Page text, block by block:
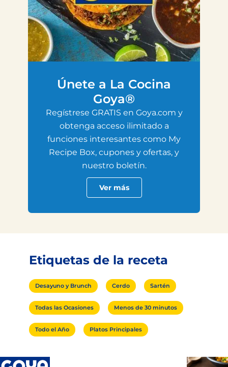
Únete a La Cocina
Goya®
Regístrese GRATIS en Goya.com y
obtenga acceso ilimitado a
funciones interesantes como My
Recipe Box, cupones y ofertas, y
nuestro boletín.
Ver más
Etiquetas de la receta
Desayuno y Brunch Cerdo Sartén
Todas las Ocasiones Menos de 30 minutos
Todo el Año Platos Principales